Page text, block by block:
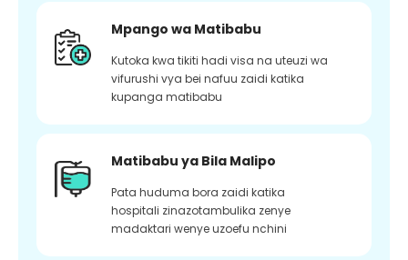
Mpango wa Matibabu
Kutoka kwa tikiti hadi visa na uteuzi wa
vifurushi vya bei nafuu zaidi katika
kupanga matibabu
Matibabu ya Bila Malipo
Pata huduma bora zaidi katika
hospitali zinazotambulika zenye
madaktari wenye uzoefu nchini